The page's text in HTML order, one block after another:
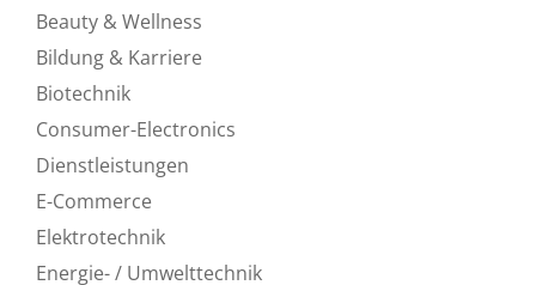
Beauty & Wellness
Bildung & Karriere
Biotechnik
Consumer-Electronics
Dienstleistungen
E-Commerce
Elektrotechnik
Energie- / Umwelttechnik